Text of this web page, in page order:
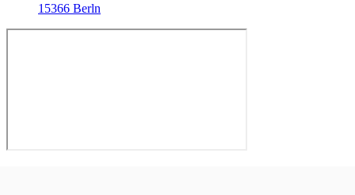
15366 Berln